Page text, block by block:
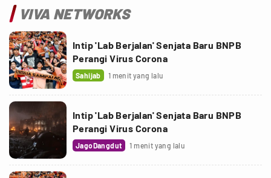
VIVA NETWORKS
Intip 'Lab Berjalan' Senjata Baru BNPB
Perangi Virus Corona
Sahijab 1 menit yang lalu
Intip 'Lab Berjalan' Senjata Baru BNPB
Perangi Virus Corona
JagoDangdut 1 menit yang lalu